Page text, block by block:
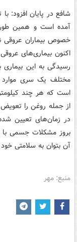
شافع در پایان افزود:
آمده است و همین طور
خصوص بیماران عروقی
اکنون بیماری‌های
رسیدگی به این بیماری
مختلف یک سری موارد
است که هر چند
از جمله روغن را
در زمان‌های تعیین
بروز مشکلات جسمی
آن بتوان به سلامتی
منبع: مهر